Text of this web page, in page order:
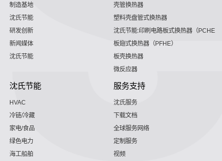
制造基地
沈氏节能
研发创新
新闻媒体
沈氏节能
壳管换热器
塑料壳盘管式换热器
沈氏节能:印刷电路板式换热器（PCHE）
板翅式换热器（PFHE）
板壳换热器
微反应器
沈氏节能
HVAC
冷链/冷藏
家电/食品
绿色电力
海工船舶
服务支持
沈氏服务
下载文档
全球服务网络
定制服务
视频